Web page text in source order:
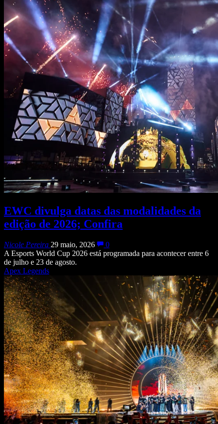
EWC divulga datas das modalidades da
edição de 2026; Confira
Nicole Pereira 29 maio, 2026
0
A Esports World Cup 2026 está programada para acontecer entre 6
de julho e 23 de agosto.
Apex Legends